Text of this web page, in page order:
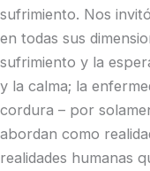
sufrimiento. Nos
en todas sus
sufrimiento y la
y la calma; la
cordura – por
abordan como
realidades humanas